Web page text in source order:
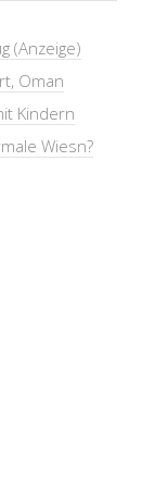
(Anzeige)
Oman
Kindern
Wiesn?